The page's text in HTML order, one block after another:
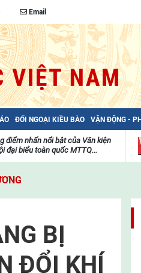
Email
ĐỐI NGOẠI KIỀU BÀO VẬN ĐỘNG -
điểm nhấn nổi bật của Văn kiện
đại biểu toàn quốc MTTQ...
BỊ
ĐỔI KHÍ